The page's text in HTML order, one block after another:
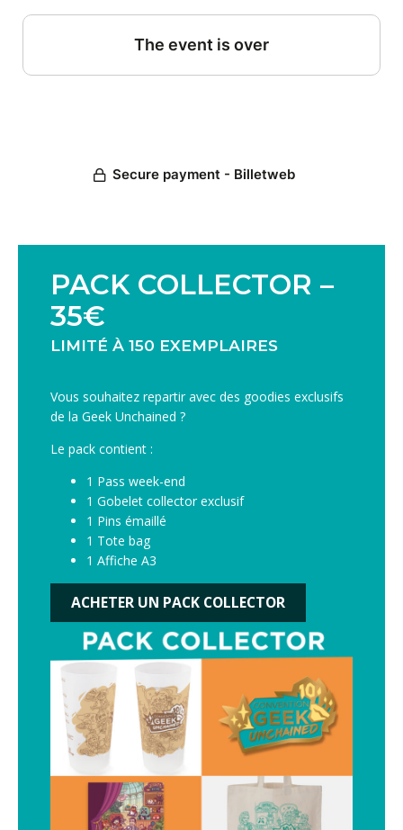
PACK COLLECTOR –
35€
LIMITÉ À 150 EXEMPLAIRES
Vous souhaitez repartir avec des goodies exclusifs
de la Geek Unchained ?
Le pack contient :
1 Pass week-end
1 Gobelet collector exclusif
1 Pins émaillé
1 Tote bag
1 Affiche A3
ACHETER UN PACK COLLECTOR